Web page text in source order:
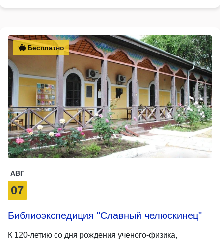
Бесплатно
АВГ
07
Библиоэкспедиция "Славный челюскинец"
К 120-летию со дня рождения ученого-физика,